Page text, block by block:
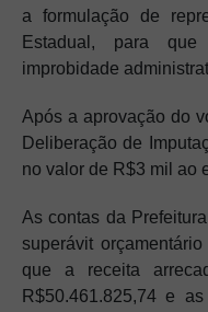
a formulação de
Estadual, para
improbidade
Após a aprovação do
Deliberação de
no valor de R$3 mil ao
As contas da
superávit
que a receita
R$50.461.825,74 e